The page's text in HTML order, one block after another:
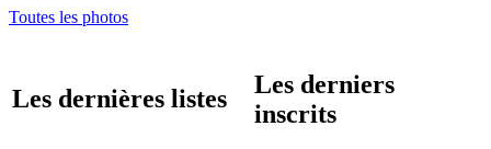
Toutes les photos
Les dernières listes
Les derniers
inscrits